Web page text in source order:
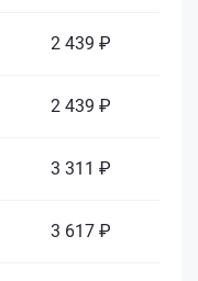
2 439 ₽
2 439 ₽
3 311 ₽
3 617 ₽